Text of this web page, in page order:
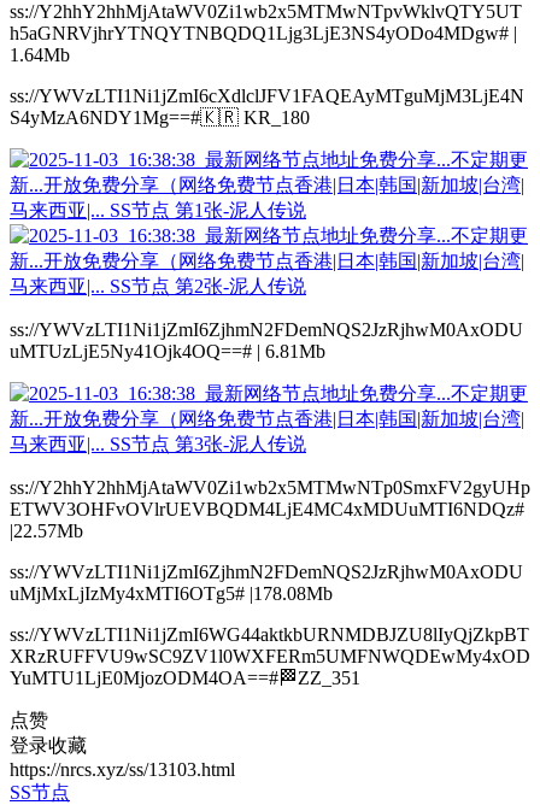
ss://Y2hhY2hhMjAtaWV0Zi1wb2x5MTMwNTpvWklvQTY5UT
h5aGNRVjhrYTNQYTNBQDQ1Ljg3LjE3NS4yODo4MDgw# |
1.64Mb
ss://YWVzLTI1Ni1jZmI6cXdlclJFV1FAQEAyMTguMjM3LjE4N
S4yMzA6NDY1Mg==#🇰🇷 KR_180
ss://YWVzLTI1Ni1jZmI6ZjhmN2FDemNQS2JzRjhwM0AxODU
uMTUzLjE5Ny41Ojk4OQ==# | 6.81Mb
ss://Y2hhY2hhMjAtaWV0Zi1wb2x5MTMwNTp0SmxFV2gyUHp
ETWV3OHFvOVlrUEVBQDM4LjE4MC4xMDUuMTI6NDQz#
|22.57Mb
ss://YWVzLTI1Ni1jZmI6ZjhmN2FDemNQS2JzRjhwM0AxODU
uMjMxLjIzMy4xMTI6OTg5# |178.08Mb
ss://YWVzLTI1Ni1jZmI6WG44aktkbURNMDBJZU8lIyQjZkpBT
XRzRUFFVU9wSC9ZV1l0WXFERm5UMFNWQDEwMy4xOD
YuMTU1LjE0MjozODM4OA==#🏁ZZ_351
点赞
登录收藏
https://nrcs.xyz/ss/13103.html
SS节点